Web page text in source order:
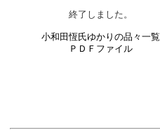
終了しました。
小和田恆氏ゆかりの品々一覧
ＰＤＦファイル